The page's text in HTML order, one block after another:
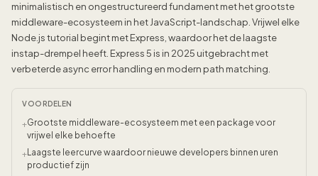
minimalistisch en ongestructureerd fundament met het grootste
middleware-ecosysteem in het JavaScript-landschap. Vrijwel elke
Node.js tutorial begint met Express, waardoor het de laagste
instap-drempel heeft. Express 5 is in 2025 uitgebracht met
verbeterde async error handling en modern path matching.
VOORDELEN
+Grootste middleware-ecosysteem met een package voor
vrijwel elke behoefte
+Laagste leercurve waardoor nieuwe developers binnen uren
productief zijn